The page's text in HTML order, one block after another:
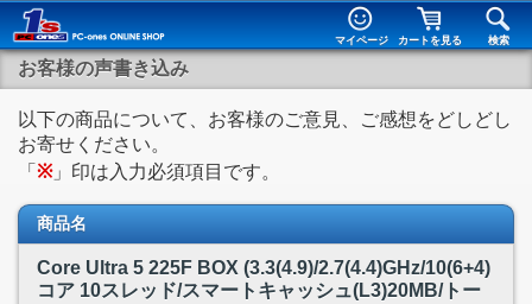
マイページ カートを見る 検索
お客様の声書き込み
以下の商品について、お客様のご意見、ご感想をどしどし
お寄せください。
「 ※」印は入力必須項目です。
商品名
Core Ultra 5 225F BOX (3.3(4.9)/2.7(4.4)GHz/10(6+4)
コア 10スレッド/スマートキャッシュ(L3)20MB/トー